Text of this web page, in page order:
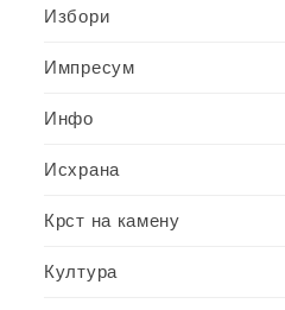
Избори
Импресум
Инфо
Исхрана
Крст на камену
Култура